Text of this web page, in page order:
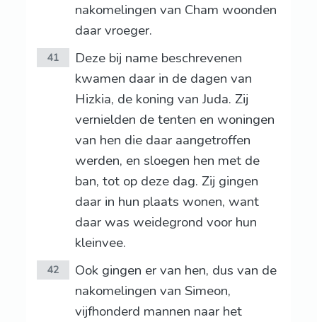
nakomelingen van Cham woonden
daar vroeger.
41
Deze bij name beschrevenen
kwamen daar in de dagen van
Hizkia, de koning van Juda. Zij
vernielden de tenten en woningen
van hen die daar aangetroffen
werden, en sloegen hen met de
ban, tot op deze dag. Zij gingen
daar in hun plaats wonen, want
daar was weidegrond voor hun
kleinvee.
42
Ook gingen er van hen, dus van de
nakomelingen van Simeon,
vijfhonderd mannen naar het